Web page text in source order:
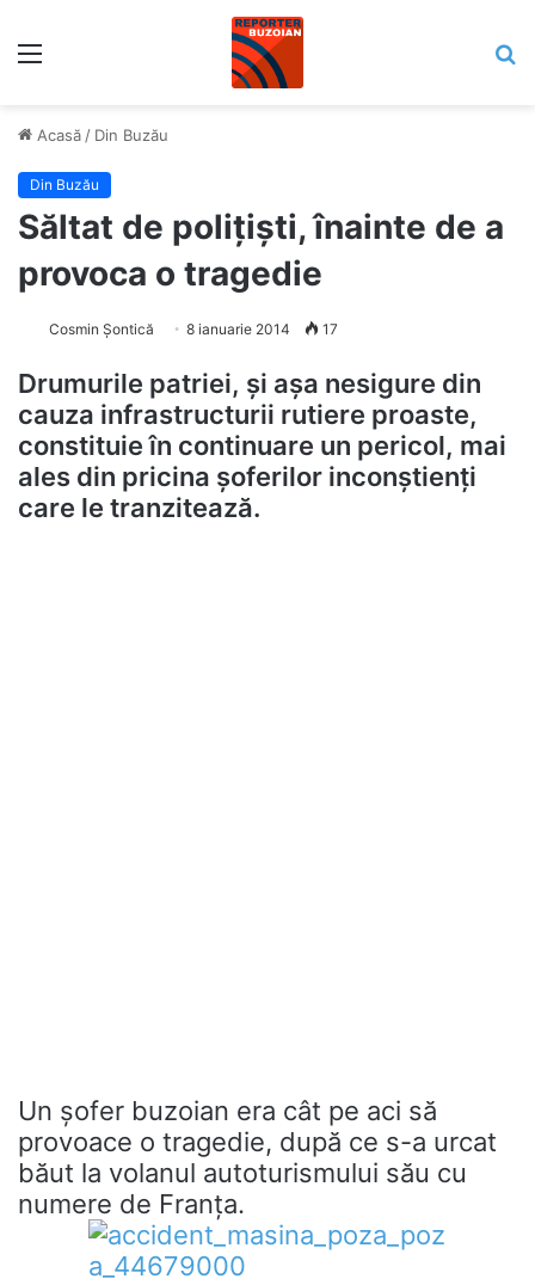
Acasă / Din Buzău
Din Buzău
Săltat de polițiști, înainte de a
provoca o tragedie
Cosmin Șontică 8 ianuarie 2014 17
Drumurile patriei, și așa nesigure din
cauza infrastructurii rutiere proaste,
constituie în continuare un pericol, mai
ales din pricina șoferilor inconștienți
care le tranzitează.
Un șofer buzoian era cât pe aci să
provoace o tragedie, după ce s-a urcat
băut la volanul autoturismului său cu
numere de Franța.